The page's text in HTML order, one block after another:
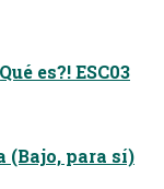
es?! ESC03
(Bajo, para sí)